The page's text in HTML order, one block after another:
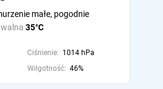
35°C
małe, pogodnie
Ciśnienie: 1014 hPa
Wilgotność: 46%